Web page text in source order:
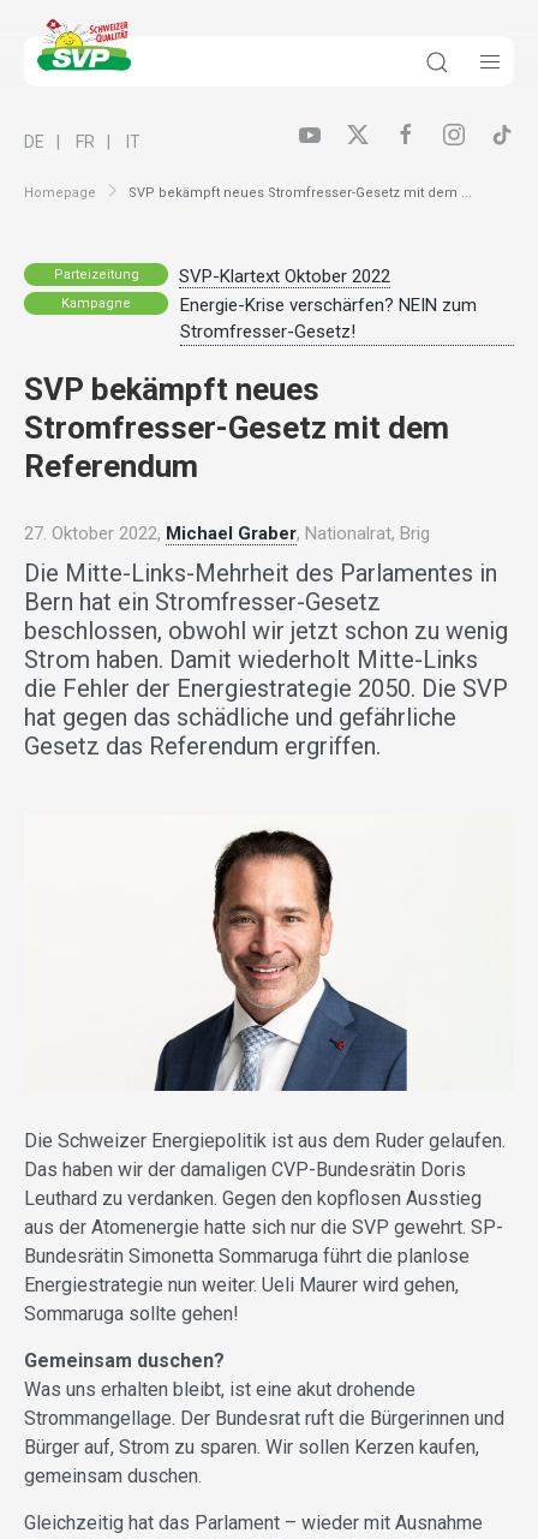
Homepage SVP bekämpft neues Stromfresser-Gesetz mit dem ...
DE FR IT
Parteizeitung SVP-Klartext Oktober 2022
Kampagne
Energie-Krise verschärfen? NEIN zum
Stromfresser-Gesetz!
SVP bekämpft neues
Stromfresser-Gesetz mit dem
Referendum
27. Oktober 2022, Michael Graber, Nationalrat, Brig
Die Mitte-Links-Mehrheit des Parlamentes in
Bern hat ein Stromfresser-Gesetz
beschlossen, obwohl wir jetzt schon zu wenig
Strom haben. Damit wiederholt Mitte-Links
die Fehler der Energiestrategie 2050. Die SVP
hat gegen das schädliche und gefährliche
Gesetz das Referendum ergriffen.
Die Schweizer Energiepolitik ist aus dem Ruder gelaufen.
Das haben wir der damaligen CVP-Bundesrätin Doris
Leuthard zu verdanken. Gegen den kopflosen Ausstieg
aus der Atomenergie hatte sich nur die SVP gewehrt. SP-
Bundesrätin Simonetta Sommaruga führt die planlose
Energiestrategie nun weiter. Ueli Maurer wird gehen,
Sommaruga sollte gehen!
Gemeinsam duschen?
Was uns erhalten bleibt, ist eine akut drohende
Strommangellage. Der Bundesrat ruft die Bürgerinnen und
Bürger auf, Strom zu sparen. Wir sollen Kerzen kaufen,
gemeinsam duschen.
Gleichzeitig hat das Parlament – wieder mit Ausnahme